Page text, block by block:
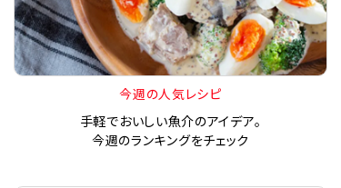
今週の人気レシピ
手軽でおいしい魚介のアイデア。
今週のランキングをチェック